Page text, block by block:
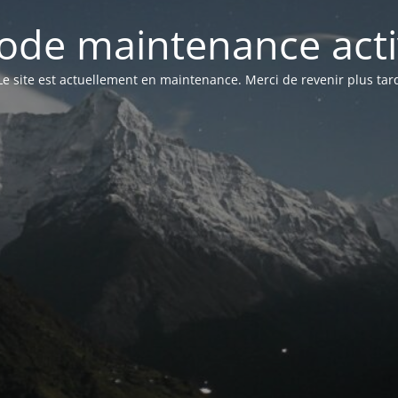
maintenance
site est actuellement en maintenance. Merci de revenir plus